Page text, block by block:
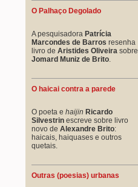
O Palhaço Degolado
A pesquisadora Patrícia
Marcondes de Barros resenha
livro de Aristides Oliveira sobre
Jomard Muniz de Brito
O haicai contra a parede
O poeta e haijin Ricardo
Silvestrin escreve sobre livro
novo de Alexandre Brito:
haicais, haiquases e outros
quetais.
Outras (poesias) urbanas